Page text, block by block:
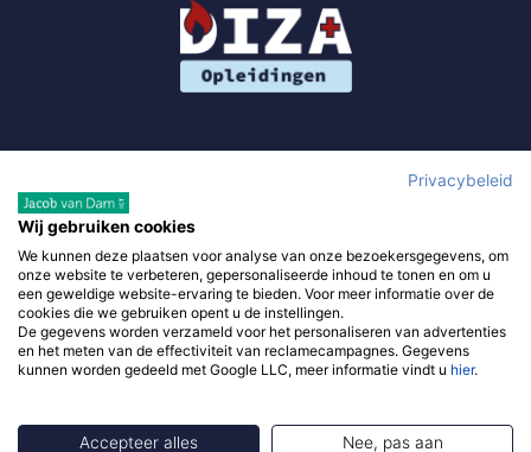
Gebruik van deze site, als onderdeel van DIZA Opleidingen,
betekent dat je dealgemene voorwaardenaccepteert en waar
van toepassing dealgemene voorwaarden van derde
verkopers. Om je zo goed mogelijk te helpen gebruikt diza-
opleidingen.nl –privacy policy.
Privacybeleid
Wij gebruiken cookies
We kunnen deze plaatsen voor analyse van onze bezoekersgegevens, om
onze website te verbeteren, gepersonaliseerde inhoud te tonen en om u
een geweldige website-ervaring te bieden. Voor meer informatie over de
cookies die we gebruiken opent u de instellingen.
De gegevens worden verzameld voor het personaliseren van advertenties
en het meten van de effectiviteit van reclamecampagnes. Gegevens
kunnen worden gedeeld met Google LLC, meer informatie vindt u hier.
Accepteer alles Nee, pas aan